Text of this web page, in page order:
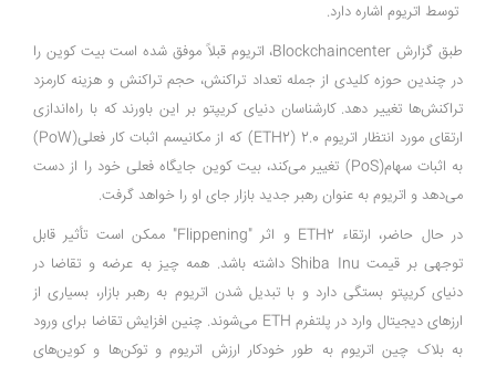
توسط اتریوم اشاره دارد.
طبق گزارش Blockchaincenter، اتریوم قبلاً موفق شده است بیت کوین را
در چندین حوزه کلیدی از جمله تعداد تراکنش، حجم تراکنش و هزینه کارمزد
تراکنش‌ها تغییر دهد. کارشناسان دنیای کریپتو بر این باورند که با راه‌اندازی
ارتقای مورد انتظار اتریوم 2.0 (ETH2) که از مکانیسم اثبات کار فعلی(PoW)
به اثبات سهام(PoS) تغییر می‌کند، بیت کوین جایگاه فعلی خود را از دست
می‌دهد و اتریوم به عنوان رهبر جدید بازار جای او را خواهد گرفت.
در حال حاضر، ارتقاء ETH2 و اثر "Flippening" ممکن است تأثیر قابل
توجهی بر قیمت Shiba Inu داشته باشد. همه چیز به عرضه و تقاضا در
دنیای کریپتو بستگی دارد و با تبدیل شدن اتریوم به رهبر بازار، بسیاری از
ارزهای دیجیتال وارد در پلتفرم ETH می‌شوند. چنین افزایش تقاضا برای ورود
به بلاک چین اتریوم به طور خودکار ارزش اتریوم و توکن‌ها و کوین‌های